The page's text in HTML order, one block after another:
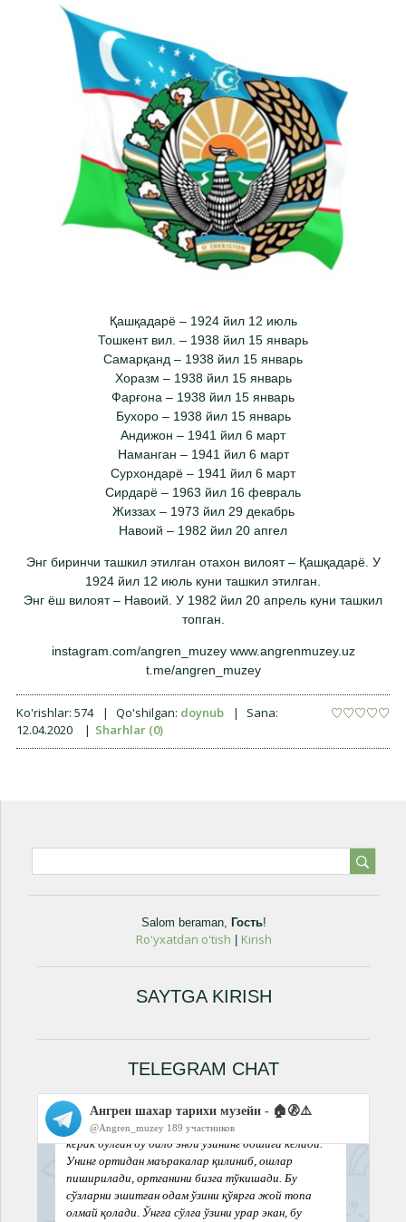
Қашқадарё – 1924 йил 12 июль
Тошкент вил. – 1938 йил 15 январь
Самарқанд – 1938 йил 15 январь
Хоразм – 1938 йил 15 январь
Фарғона – 1938 йил 15 январь
Бухоро – 1938 йил 15 январь
Андижон – 1941 йил 6 март
Наманган – 1941 йил 6 март
Сурхондарё – 1941 йил 6 март
Сирдарё – 1963 йил 16 февраль
Жиззах – 1973 йил 29 декабрь
Навоий – 1982 йил 20 апreл
Энг биринчи ташкил этилган отахон вилоят – Қашқадарё. У
1924 йил 12 июль куни ташкил этилган.
Энг ёш вилоят – Навоий. У 1982 йил 20 апрель куни ташкил
топган.
instagram.com/angren_muzey www.angrenmuzey.uz
t.me/angren_muzey
Ko'rishlar: 574 | Qo'shilgan: doynub |
Sana:
12.04.2020
| Sharhlar (0)
Salom beraman, Гость!
Ro'yxatdan o'tish Kirish
SAYTGA KIRISH
TELEGRAM CHAT